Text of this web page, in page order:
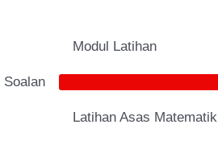
Soalan
Modul Latihan
Latihan Asas